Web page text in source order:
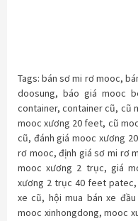
Tags:bán sơ mi rơ mooc,
doosung,báo giá mooc
container,container cũ, cũ
mooc xương 20 feet, cũ
cũ, đánh giá mooc xương
rơ mooc,định giá sơ mi rơ
mooc xương 2 trục, giá
xương 2 trục 40 feet patec,
xe cũ, hội mua bán xe
mooc xinhongdong,mooc